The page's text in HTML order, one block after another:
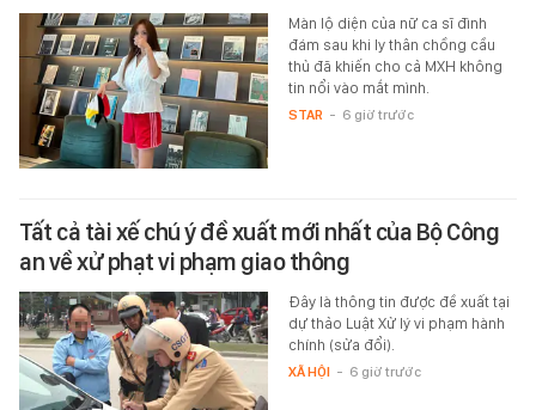
Màn lộ diện của nữ ca sĩ đình
đám sau khi ly thân chồng cầu
thủ đã khiến cho cả MXH không
tin nổi vào mắt mình.
STAR - 6 giờ trước
Tất cả tài xế chú ý đề xuất mới nhất của Bộ Công
an về xử phạt vi phạm giao thông
Đây là thông tin được đề xuất tại
dự thảo Luật Xử lý vi phạm hành
chính (sửa đổi).
XÃ HỘI - 6 giờ trước